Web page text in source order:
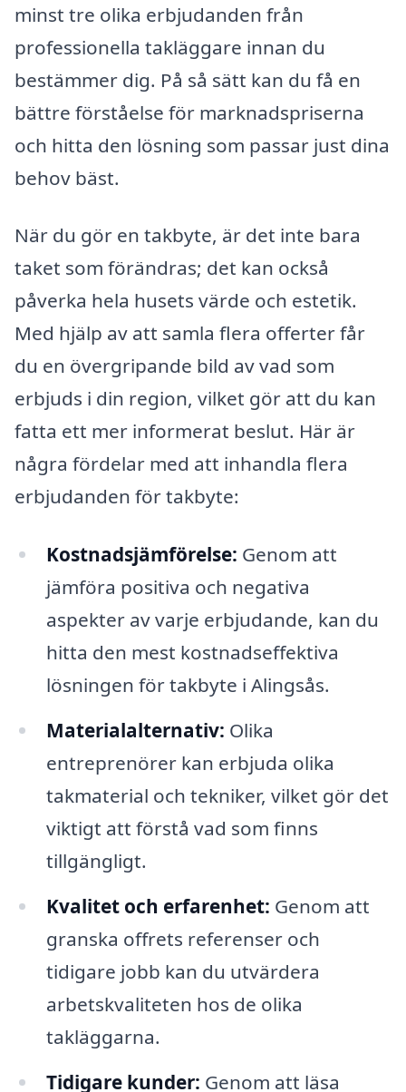
minst tre olika erbjudanden från
professionella takläggare innan du
bestämmer dig. På så sätt kan du få en
bättre förståelse för marknadspriserna
och hitta den lösning som passar just dina
behov bäst.
När du gör en takbyte, är det inte bara
taket som förändras; det kan också
påverka hela husets värde och estetik.
Med hjälp av att samla flera offerter får
du en övergripande bild av vad som
erbjuds i din region, vilket gör att du kan
fatta ett mer informerat beslut. Här är
några fördelar med att inhandla flera
erbjudanden för takbyte:
Kostnadsjämförelse: Genom att
jämföra positiva och negativa
aspekter av varje erbjudande, kan du
hitta den mest kostnadseffektiva
lösningen för takbyte i Alingsås.
Materialalternativ: Olika
entreprenörer kan erbjuda olika
takmaterial och tekniker, vilket gör det
viktigt att förstå vad som finns
tillgängligt.
Kvalitet och erfarenhet: Genom att
granska offrets referenser och
tidigare jobb kan du utvärdera
arbetskvaliteten hos de olika
takläggarna.
Tidigare kunder: Genom att läsa